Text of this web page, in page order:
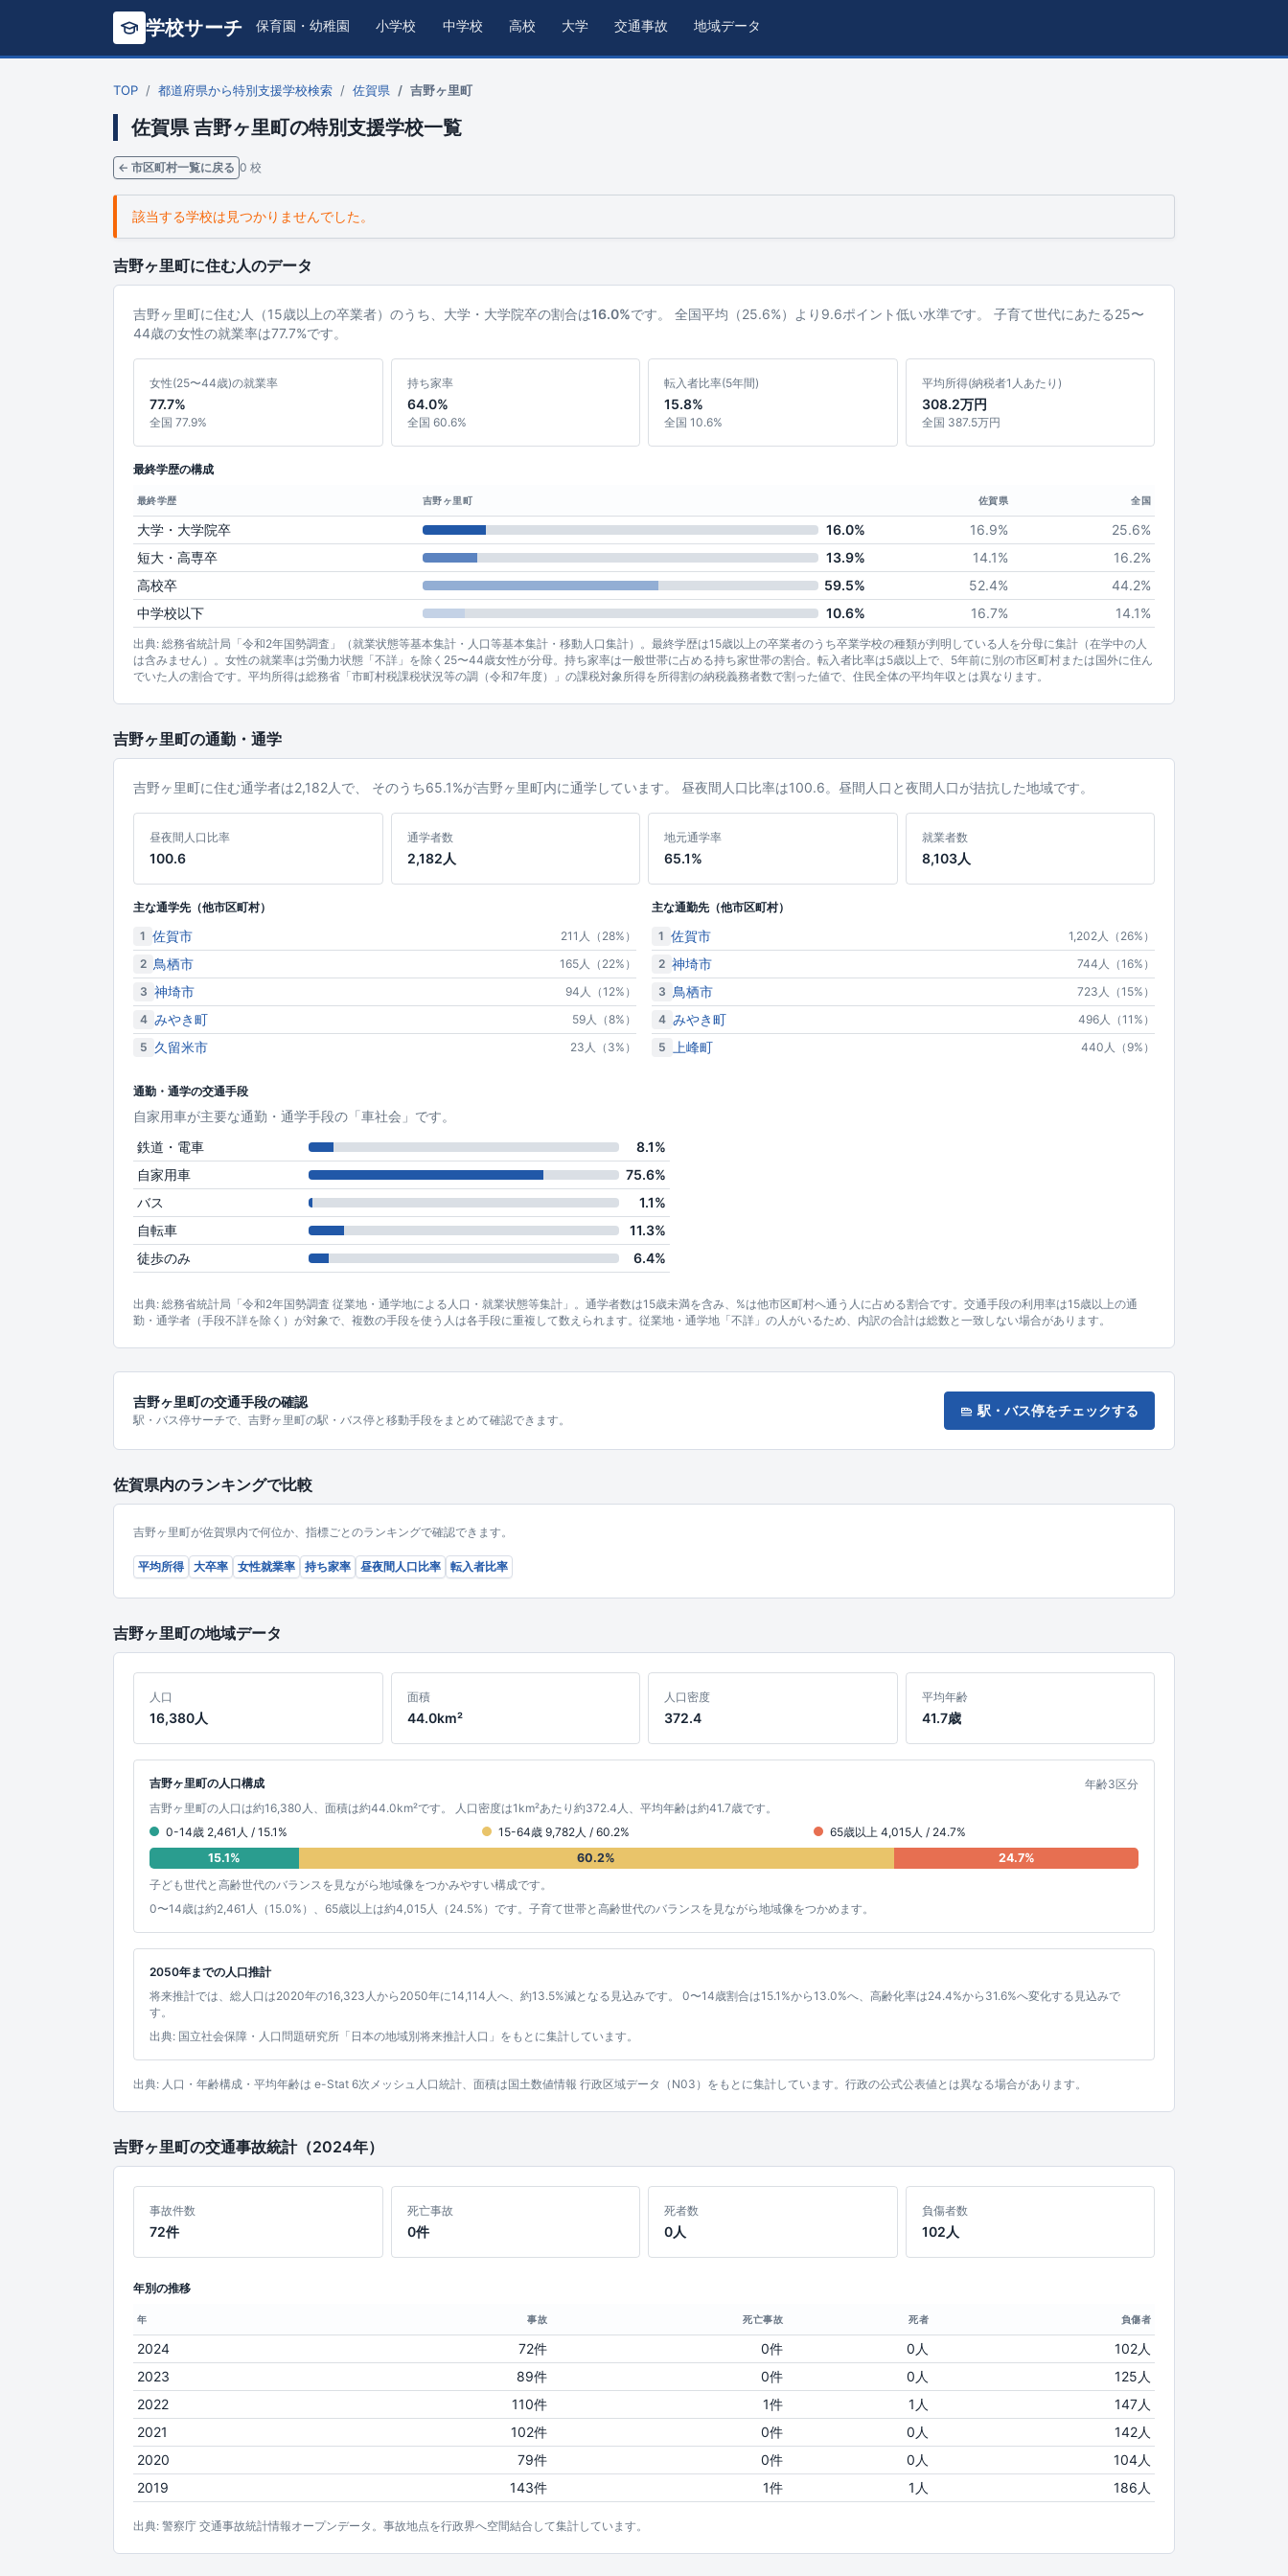
学校サーチ 保育園・幼稚園 小学校 中学校 高校 大学 交通事故 地域データ
TOP 都道府県から特別支援学校検索 佐賀県 吉野ヶ里町
佐賀県 吉野ヶ里町の特別支援学校一覧
← 市区町村一覧に戻る 0 校
該当する学校は見つかりませんでした。
吉野ヶ里町に住む人のデータ
吉野ヶ里町に住む人（15歳以上の卒業者）のうち、大学・大学院卒の割合は16.0%です。 全国平均（25.6%）より9.6ポイント低い水準です。 子育て世代にあたる25〜
44歳の女性の就業率は77.7%です。
女性(25〜44歳)の就業率
77.7%
全国 77.9%
持ち家率
64.0%
全国 60.6%
転入者比率(5年間)
15.8%
全国 10.6%
平均所得(納税者1人あたり)
308.2万円
全国 387.5万円
最終学歴の構成
最終学歴 吉野ヶ里町 佐賀県 全国
大学・大学院卒 16.0% 16.9%
25.6%
短大・高専卒
13.9% 14.1%
16.2%
高校卒
59.5% 52.4%
44.2%
中学校以下
10.6% 16.7% 14.1%
出典: 総務省統計局「令和2年国勢調査」（就業状態等基本集計・人口等基本集計・移動人口集計）。最終学歴は15歳以上の卒業者のうち卒業学校の種類が判明している人を分母に集計（在学中の人
は含みません）。女性の就業率は労働力状態「不詳」を除く25〜44歳女性が分母。持ち家率は一般世帯に占める持ち家世帯の割合。転入者比率は5歳以上で、5年前に別の市区町村または国外に住ん
でいた人の割合です。平均所得は総務省「市町村税課税状況等の調（令和7年度）」の課税対象所得を所得割の納税義務者数で割った値で、住民全体の平均年収とは異なります。
吉野ヶ里町の通勤・通学
吉野ヶ里町に住む通学者は2,182人で、 そのうち65.1%が吉野ヶ里町内に通学しています。 昼夜間人口比率は100.6。昼間人口と夜間人口が拮抗した地域です。
昼夜間人口比率
100.6
通学者数
2,182人
地元通学率
65.1%
就業者数
8,103人
主な通学先（他市区町村）
1 佐賀市
211人（28%）
2 鳥栖市
165人（22%）
3 神埼市
94人（12%）
4 みやき町
59人（8%）
5 久留米市 23人（3%）
主な通勤先（他市区町村）
1 佐賀市
1,202人（26%）
2 神埼市
744人（16%）
3 鳥栖市
723人（15%）
4 みやき町
496人（11%）
5
上峰町 440人（9%）
通勤・通学の交通手段
自家用車が主要な通勤・通学手段の「車社会」です。
鉄道・電車
8.1%
自家用車
75.6%
バス
1.1%
自転車
11.3%
徒歩のみ
6.4%
出典: 総務省統計局「令和2年国勢調査 従業地・通学地による人口・就業状態等集計」。通学者数は15歳未満を含み、%は他市区町村へ通う人に占める割合です。交通手段の利用率は15歳以上の通
勤・通学者（手段不詳を除く）が対象で、複数の手段を使う人は各手段に重複して数えられます。従業地・通学地「不詳」の人がいるため、内訳の合計は総数と一致しない場合があります。
吉野ヶ里町の交通手段の確認
駅・バス停サーチで、吉野ヶ里町の駅・バス停と移動手段をまとめて確認できます。
駅・バス停をチェックする
佐賀県内のランキングで比較
吉野ヶ里町が佐賀県内で何位か、指標ごとのランキングで確認できます。
平均所得 大卒率 女性就業率 持ち家率 昼夜間人口比率 転入者比率
吉野ヶ里町の地域データ
人口
16,380人
面積
44.0km²
人口密度
372.4
平均年齢
41.7歳
吉野ヶ里町の人口構成
年齢3区分
吉野ヶ里町の人口は約16,380人、面積は約44.0km²です。 人口密度は1km²あたり約372.4人、平均年齢は約41.7歳です。
0-14歳 2,461人 / 15.1%
15-64歳 9,782人 / 60.2%
65歳以上 4,015人 / 24.7%
15.1%
60.2%
24.7%
子ども世代と高齢世代のバランスを見ながら地域像をつかみやすい構成です。
0〜14歳は約2,461人（15.0%）、65歳以上は約4,015人（24.5%）です。子育て世帯と高齢世代のバランスを見ながら地域像をつかめます。
2050年までの人口推計
将来推計では、総人口は2020年の16,323人から2050年に14,114人へ、約13.5%減となる見込みです。 0〜14歳割合は15.1%から13.0%へ、高齢化率は24.4%から31.6%へ変化する見込みで
す。
出典: 国立社会保障・人口問題研究所「日本の地域別将来推計人口」をもとに集計しています。
出典: 人口・年齢構成・平均年齢は e-Stat 6次メッシュ人口統計、面積は国土数値情報 行政区域データ（N03）をもとに集計しています。行政の公式公表値とは異なる場合があります。
吉野ヶ里町の交通事故統計（2024年）
事故件数
72件
死亡事故
0件
死者数
0人
負傷者数
102人
年別の推移
年 事故 死亡事故 死者 負傷者
2024 72件 0件 0人
102人
2023
89件 0件 0人
125人
2022
110件 1件 1人
147人
2021
102件 0件 0人
142人
2020
79件 0件 0人
104人
2019
143件 1件 1人 186人
出典: 警察庁 交通事故統計情報オープンデータ。事故地点を行政界へ空間結合して集計しています。